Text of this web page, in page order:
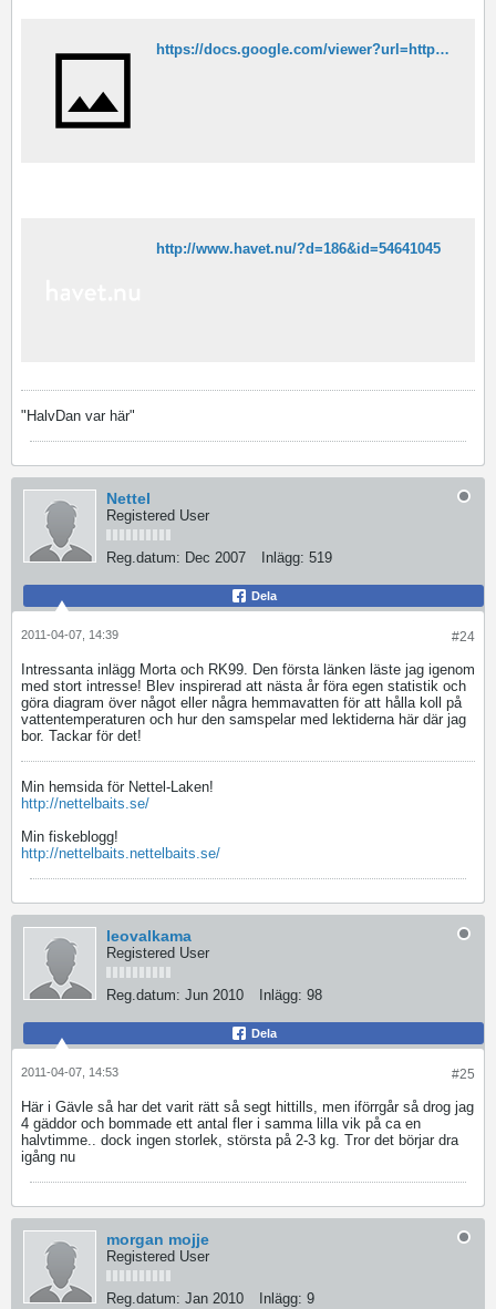
https://docs.google.com/viewer?url=https%3A%2F%2Fwww.fiskeriverket.se%2Fdownload%2F18.7920eb4612b67b1eed280007408%2FFINFO%2B2011_1.pdf
http://www.havet.nu/?d=186&id=54641045
"HalvDan var här"
Nettel
Registered User
Reg.datum: Dec 2007 Inlägg: 519
Dela
#24
2011-04-07, 14:39
Intressanta inlägg Morta och RK99. Den första länken läste jag igenom
med stort intresse! Blev inspirerad att nästa år föra egen statistik och
göra diagram över något eller några hemmavatten för att hålla koll på
vattentemperaturen och hur den samspelar med lektiderna här där jag
bor. Tackar för det!
Min hemsida för Nettel-Laken!
http://nettelbaits.se/
Min fiskeblogg!
http://nettelbaits.nettelbaits.se/
leovalkama
Registered User
Reg.datum: Jun 2010 Inlägg: 98
Dela
#25
2011-04-07, 14:53
Här i Gävle så har det varit rätt så segt hittills, men iförrgår så drog jag
4 gäddor och bommade ett antal fler i samma lilla vik på ca en
halvtimme.. dock ingen storlek, största på 2-3 kg. Tror det börjar dra
igång nu
morgan mojje
Registered User
Reg.datum: Jan 2010 Inlägg: 9